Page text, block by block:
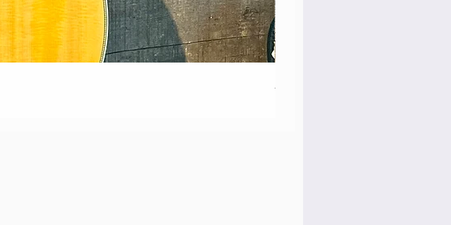
Martin 00-18 Tim O'brien